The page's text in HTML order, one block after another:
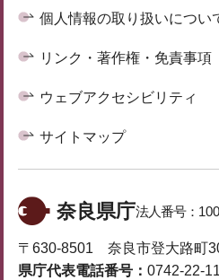
個人情報の取り扱いについ
リンク・著作権・免責事項
ウェブアクセシビリティ
サイトマップ
奈良県庁法人番号：
〒630-8501 奈良市登大路町
県庁代表電話番号： 0742-22-